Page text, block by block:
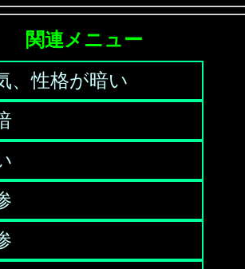
関連メニュー
、性格が暗い